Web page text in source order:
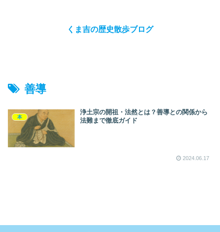
くま吉の歴史散歩ブログ
善導
本
浄土宗の開祖・法然とは？善導との関係から
法難まで徹底ガイド
2024.06.17